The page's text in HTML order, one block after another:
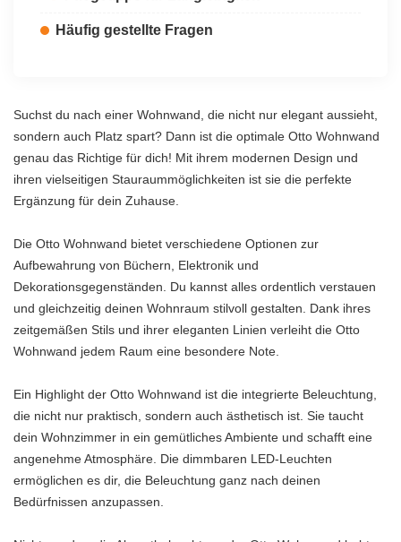
Häufig gestellte Fragen
Suchst du nach einer Wohnwand, die nicht nur elegant aussieht,
sondern auch Platz spart? Dann ist die optimale Otto Wohnwand
genau das Richtige für dich! Mit ihrem modernen Design und
ihren vielseitigen Stauraummöglichkeiten ist sie die perfekte
Ergänzung für dein Zuhause.
Die Otto Wohnwand bietet verschiedene Optionen zur
Aufbewahrung von Büchern, Elektronik und
Dekorationsgegenständen. Du kannst alles ordentlich verstauen
und gleichzeitig deinen Wohnraum stilvoll gestalten. Dank ihres
zeitgemäßen Stils und ihrer eleganten Linien verleiht die Otto
Wohnwand jedem Raum eine besondere Note.
Ein Highlight der Otto Wohnwand ist die integrierte Beleuchtung,
die nicht nur praktisch, sondern auch ästhetisch ist. Sie taucht
dein Wohnzimmer in ein gemütliches Ambiente und schafft eine
angenehme Atmosphäre. Die dimmbaren LED-Leuchten
ermöglichen es dir, die Beleuchtung ganz nach deinen
Bedürfnissen anzupassen.